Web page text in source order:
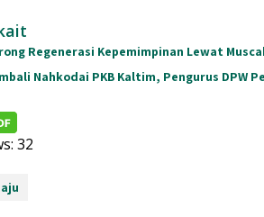
Regenerasi Kepemimpinan Lewat
Nahkodai PKB Kaltim, Pengurus DPW
32